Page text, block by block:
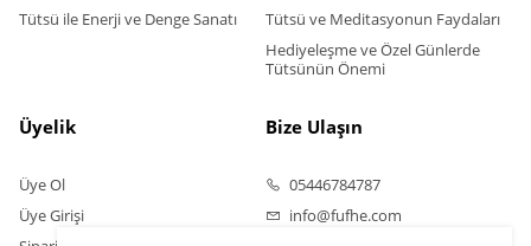
Tütsü ile Enerji ve Denge Sanatı
Tütsü ve Meditasyonun Faydaları
Hediyeleşme ve Özel Günlerde
Tütsünün Önemi
Üyelik
Üye Ol
Üye Girişi
Bize Ulaşın
05446784787
info@fufhe.com